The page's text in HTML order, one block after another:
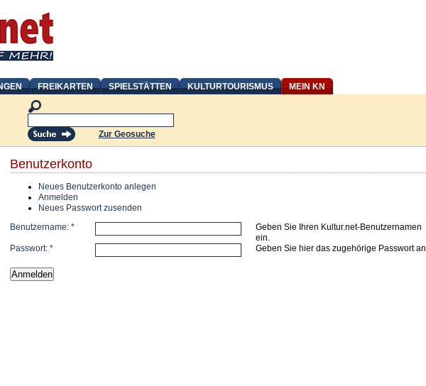
FREIKARTEN SPIELSTÄTTEN KULTURTOURISMUS MEIN KN
Zur Geosuche
Benutzerkonto
Neues Benutzerkonto anlegen
Anmelden
Neues Passwort zusenden
Benutzername: *
Geben Sie Ihren Kultur.net-Benutzernamen
ein.
Passwort: * Geben Sie hier das zugehörige Passwort an.